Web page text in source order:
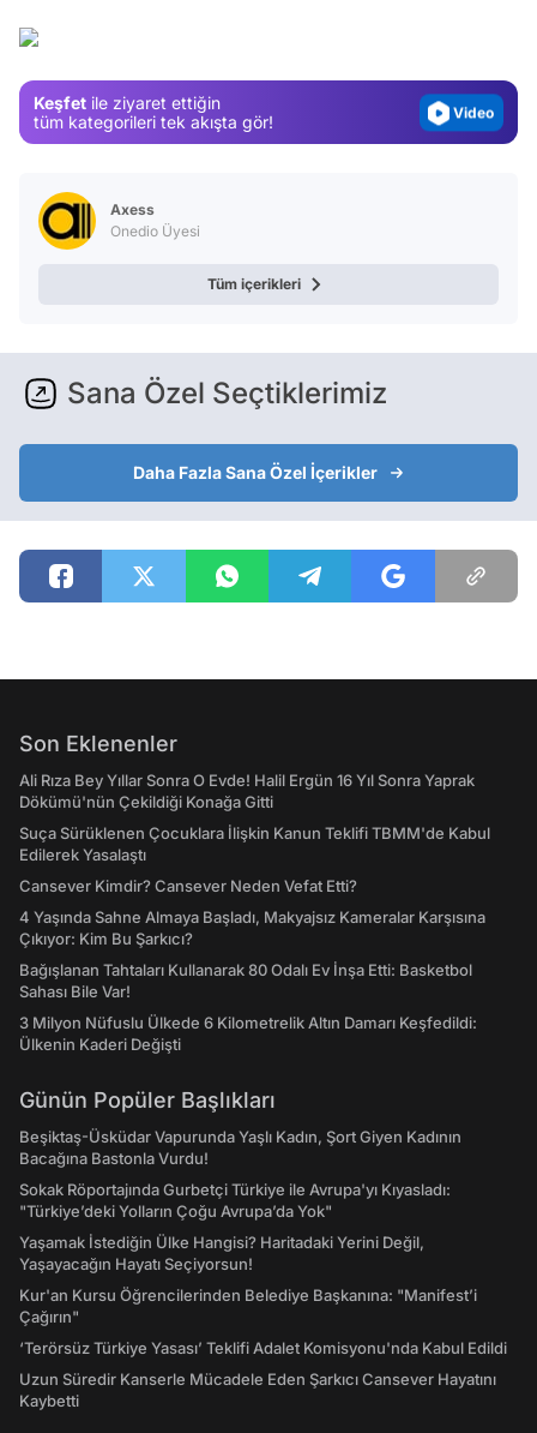
Keşfet ile ziyaret ettiğin
tüm kategorileri tek akışta gör!
Video
Axess
Onedio Üyesi
Tüm içerikleri
Sana Özel Seçtiklerimiz
Daha Fazla Sana Özel İçerikler
Son Eklenenler
Ali Rıza Bey Yıllar Sonra O Evde! Halil Ergün 16 Yıl Sonra Yaprak
Dökümü'nün Çekildiği Konağa Gitti
Suça Sürüklenen Çocuklara İlişkin Kanun Teklifi TBMM'de Kabul
Edilerek Yasalaştı
Cansever Kimdir? Cansever Neden Vefat Etti?
4 Yaşında Sahne Almaya Başladı, Makyajsız Kameralar Karşısına
Çıkıyor: Kim Bu Şarkıcı?
Bağışlanan Tahtaları Kullanarak 80 Odalı Ev İnşa Etti: Basketbol
Sahası Bile Var!
3 Milyon Nüfuslu Ülkede 6 Kilometrelik Altın Damarı Keşfedildi:
Ülkenin Kaderi Değişti
Günün Popüler Başlıkları
Beşiktaş-Üsküdar Vapurunda Yaşlı Kadın, Şort Giyen Kadının
Bacağına Bastonla Vurdu!
Sokak Röportajında Gurbetçi Türkiye ile Avrupa'yı Kıyasladı:
"Türkiye’deki Yolların Çoğu Avrupa’da Yok"
Yaşamak İstediğin Ülke Hangisi? Haritadaki Yerini Değil,
Yaşayacağın Hayatı Seçiyorsun!
Kur'an Kursu Öğrencilerinden Belediye Başkanına: "Manifest’i
Çağırın"
‘Terörsüz Türkiye Yasası’ Teklifi Adalet Komisyonu'nda Kabul Edildi
Uzun Süredir Kanserle Mücadele Eden Şarkıcı Cansever Hayatını
Kaybetti